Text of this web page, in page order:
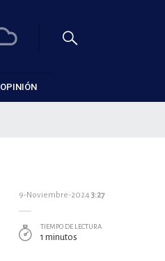
OPINIÓN
9-Noviembre-2024 3:27
TIEMPO DE LECTURA
1 minutos